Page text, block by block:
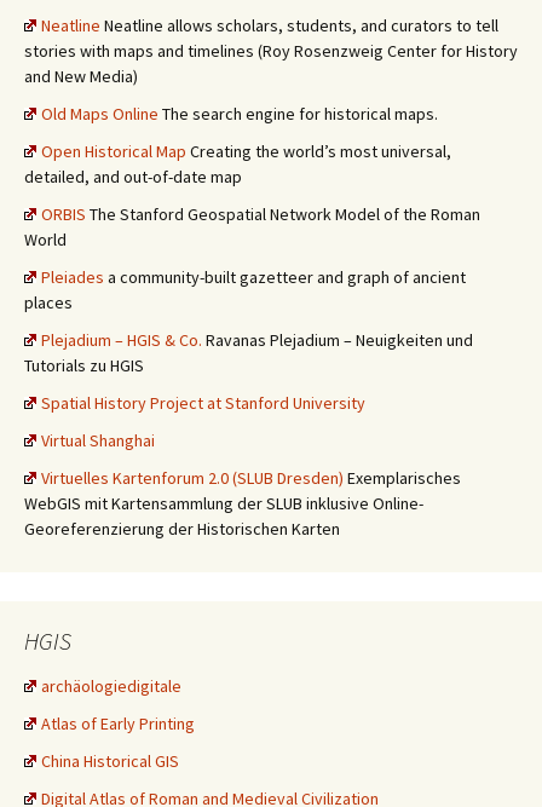
Neatline Neatline allows scholars, students, and curators to tell
stories with maps and timelines (Roy Rosenzweig Center for History
and New Media)
Old Maps Online The search engine for historical maps.
Open Historical Map Creating the world’s most universal,
detailed, and out-of-date map
ORBIS The Stanford Geospatial Network Model of the Roman
World
Pleiades a community-built gazetteer and graph of ancient
places
Plejadium – HGIS & Co. Ravanas Plejadium – Neuigkeiten und
Tutorials zu HGIS
Spatial History Project at Stanford University
Virtual Shanghai
Virtuelles Kartenforum 2.0 (SLUB Dresden) Exemplarisches
WebGIS mit Kartensammlung der SLUB inklusive Online-
Georeferenzierung der Historischen Karten
HGIS
archäologiedigitale
Atlas of Early Printing
China Historical GIS
Digital Atlas of Roman and Medieval Civilization